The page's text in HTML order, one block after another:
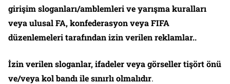
girişim sloganları/amblemleri ve yarışma kuralları
veya ulusal FA, konfederasyon veya FIFA
düzenlemeleri tarafından izin verilen reklamlar..
İzin verilen sloganlar, ifadeler veya görseller tişört önü
ve/veya kol bandı ile sınırlı olmalıdır.